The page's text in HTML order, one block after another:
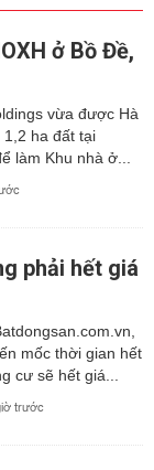
ở Bồ Đề,
vừa được Hà
1,2 ha đất tại
làm Khu nhà ở...
phải hết giá
mốc thời gian hết
cư sẽ hết giá...
trước